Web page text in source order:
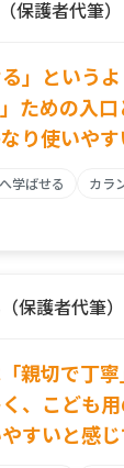
保護者代筆
」という
ための入
り使いやす
学ばせる カラ
保護者代筆
親切で丁
、こども
すいと感じ